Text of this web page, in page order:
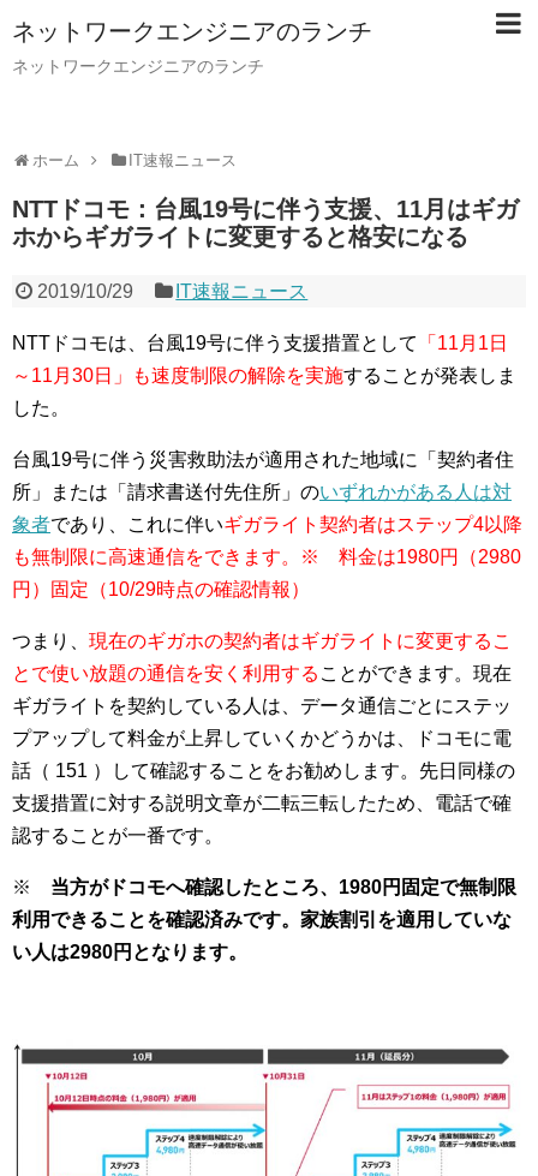
ネットワークエンジニアのランチ
ネットワークエンジニアのランチ
ホーム IT速報ニュース
NTTドコモ：台風19号に伴う支援、11月はギガ
ホからギガライトに変更すると格安になる
2019/10/29 IT速報ニュース
NTTドコモは、台風19号に伴う支援措置として
「11月1日
～11月30日」も速度制限の解除を実施することが発表しま
した。
台風19号に伴う災害救助法が適用された地域に「契約者住
所」または「請求書送付先住所」のいずれかがある人は対
象者であり、これに伴いギガライト契約者はステップ4以降
も無制限に高速通信をできます。※ 料金は1980円（2980
円）固定（10/29時点の確認情報）
つまり、 現在のギガホの契約者はギガライトに変更するこ
とで使い放題の通信を安く利用する ことができます。現在
ギガライトを契約している人は、データ通信ごとにステッ
プアップして料金が上昇していくかどうかは、ドコモに電
話（ 151 ）して確認することをお勧めします。先日同様の
支援措置に対する説明文章が二転三転したため、電話で確
認することが一番です。
※ 当方がドコモへ確認したところ、1980円固定で無制限
利用できることを確認済みです。家族割引を適用していな
い人は2980円となります。